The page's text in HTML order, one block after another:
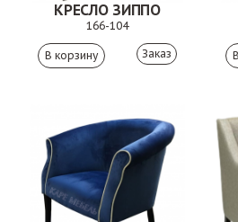
КРЕСЛО ЗИППО
166-104
Заказ